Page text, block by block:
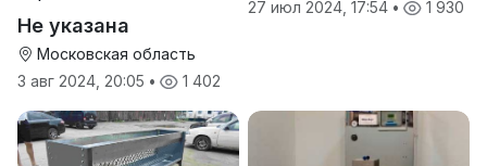
Не указана
Московская область
3 авг 2024, 20:05 • 1 402
27 июл 2024, 17:54 • 1 930